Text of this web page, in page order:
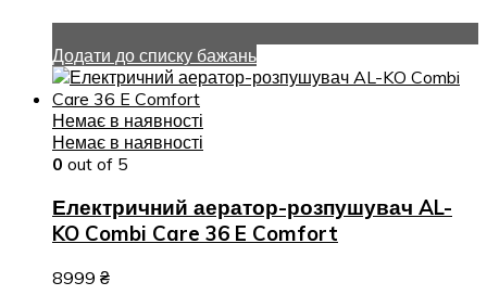
Додати до списку бажань
Немає в наявності
Немає в наявності
0 out of 5
Електричний аератор-розпушувач AL-
KO Combi Care 36 E Comfort
8999 ₴